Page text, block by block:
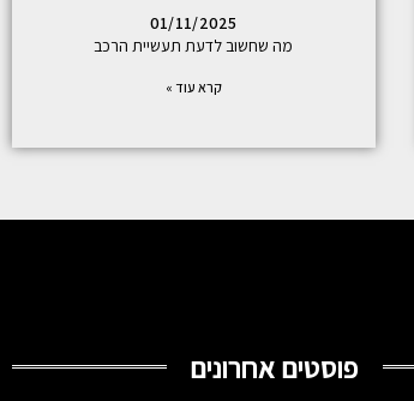
01/11/2025
מה שחשוב לדעת תעשיית הרכב
קרא עוד »
פוסטים אחרונים